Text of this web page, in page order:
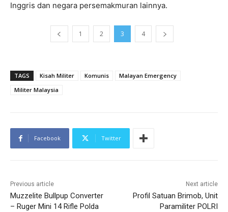
Inggris dan negara persemakmuran lainnya.
1 2 3 4
TAGS Kisah Militer Komunis
Malayan Emergency
Militer Malaysia
Facebook Twitter
Previous article
Muzzelite Bullpup Converter
– Ruger Mini 14 Rifle Polda
Next article
Profil Satuan Brimob, Unit
Paramiliter POLRI